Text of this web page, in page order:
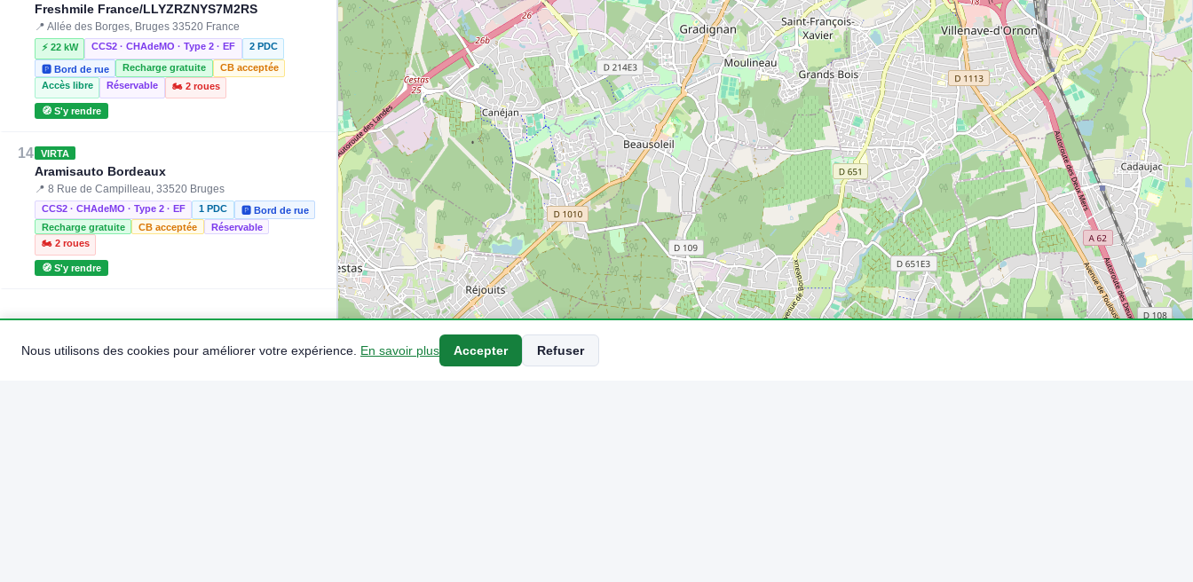
Nous utilisons des cookies pour améliorer votre expérience. En savoir plus Accepter Refuser
Freshmile France/LLYZRZNYS7M2RS
📍 Allée des Borges, Bruges 33520 France
⚡ 22 kW CCS2 · CHAdeMO · Type 2 · EF 2 PDC
🅿️ Bord de rue Recharge gratuite
CB acceptée
Accès libre
Réservable 🏍️ 2 roues
🧭 S'y rendre
14 VIRTA
Aramisauto Bordeaux
📍 8 Rue de Campilleau, 33520 Bruges
CCS2 · CHAdeMO · Type 2 · EF 1 PDC
🅿️ Bord de rue
Recharge gratuite
CB acceptée
Réservable
🏍️ 2 roues
🧭 S'y rendre